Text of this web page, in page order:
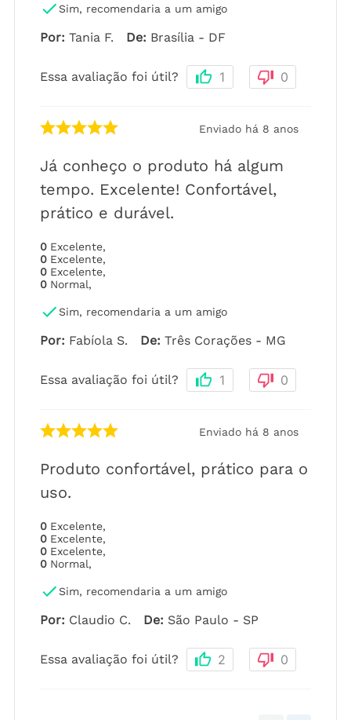
Sim, recomendaria a um amigo
Por: Tania F. De: Brasília - DF
Essa avaliação foi útil? 1 0
Enviado há 8 anos
Já conheço o produto há algum
tempo. Excelente! Confortável,
prático e durável.
0 Excelente,
0 Excelente,
0 Excelente,
0 Normal,
Sim, recomendaria a um amigo
Por: Fabíola S. De: Três Corações - MG
Essa avaliação foi útil? 1 0
Enviado há 8 anos
Produto confortável, prático para o
uso.
0 Excelente,
0 Excelente,
0 Excelente,
0 Normal,
Sim, recomendaria a um amigo
Por: Claudio C. De: São Paulo - SP
Essa avaliação foi útil? 2 0